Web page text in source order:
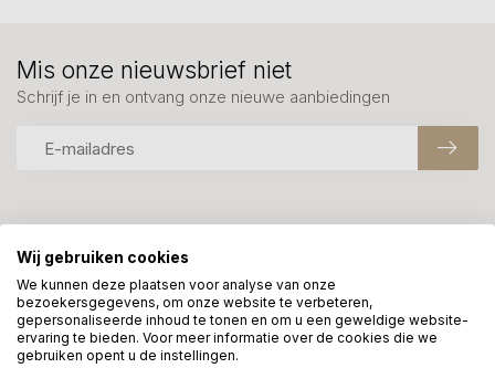
We helpen graag met uw keuze of geven advies, bel of app
ons 7 dagen per week: 06-23643267
Klantenservice
Mis onze nieuwsbrief niet
Schrijf je in en ontvang onze nieuwe aanbiedingen
Wij gebruiken cookies
We kunnen deze plaatsen voor analyse van onze
bezoekersgegevens, om onze website te verbeteren,
gepersonaliseerde inhoud te tonen en om u een geweldige website-
ervaring te bieden. Voor meer informatie over de cookies die we
gebruiken opent u de instellingen.